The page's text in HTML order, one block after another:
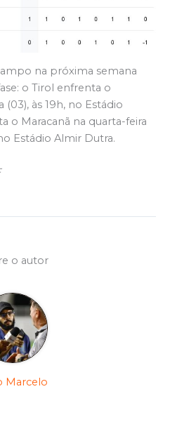
na próxima semana
o Tirol enfrenta o
(03), às 19h, no Estádio
o Maracanã na quarta-feira
Estádio Almir Dutra.
o autor
Marcelo